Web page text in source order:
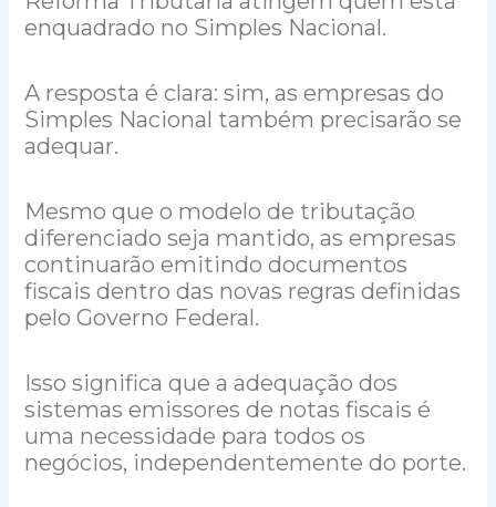
enquadrado no Simples Nacional.
A resposta é clara: sim, as empresas do
Simples Nacional também precisarão se
adequar.
Mesmo que o modelo de tributação
diferenciado seja mantido, as empresas
continuarão emitindo documentos
fiscais dentro das novas regras definidas
pelo Governo Federal.
Isso significa que a adequação dos
sistemas emissores de notas fiscais é
uma necessidade para todos os
negócios, independentemente do porte.